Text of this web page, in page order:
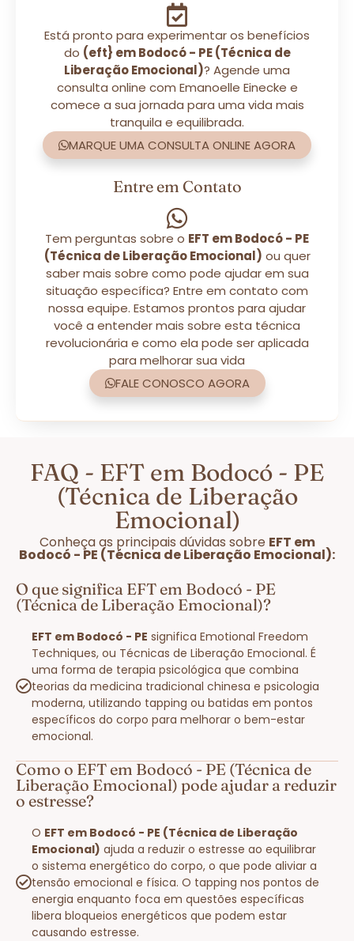
Está pronto para experimentar os benefícios
do (eft} em Bodocó - PE (Técnica de
Liberação Emocional)? Agende uma
consulta online com Emanoelle Einecke e
comece a sua jornada para uma vida mais
tranquila e equilibrada.
MARQUE UMA CONSULTA ONLINE AGORA
Entre em Contato
Tem perguntas sobre o EFT em Bodocó - PE
(Técnica de Liberação Emocional) ou quer
saber mais sobre como pode ajudar em sua
situação específica? Entre em contato com
nossa equipe. Estamos prontos para ajudar
você a entender mais sobre esta técnica
revolucionária e como ela pode ser aplicada
para melhorar sua vida
FALE CONOSCO AGORA
FAQ - EFT em Bodocó - PE
(Técnica de Liberação
Emocional)
Conheça as principais dúvidas sobre EFT em
Bodocó - PE (Técnica de Liberação Emocional):
O que significa EFT em Bodocó - PE
(Técnica de Liberação Emocional)?
EFT em Bodocó - PE significa Emotional Freedom
Techniques, ou Técnicas de Liberação Emocional. É
uma forma de terapia psicológica que combina
teorias da medicina tradicional chinesa e psicologia
moderna, utilizando tapping ou batidas em pontos
específicos do corpo para melhorar o bem-estar
emocional.
Como o EFT em Bodocó - PE (Técnica de
Liberação Emocional) pode ajudar a reduzir
o estresse?
O EFT em Bodocó - PE (Técnica de Liberação
Emocional) ajuda a reduzir o estresse ao equilibrar
o sistema energético do corpo, o que pode aliviar a
tensão emocional e física. O tapping nos pontos de
energia enquanto foca em questões específicas
libera bloqueios energéticos que podem estar
causando estresse.